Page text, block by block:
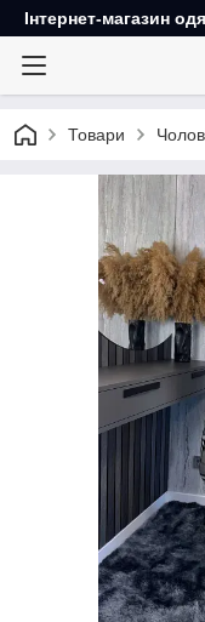
Інтернет-магазин
Товари